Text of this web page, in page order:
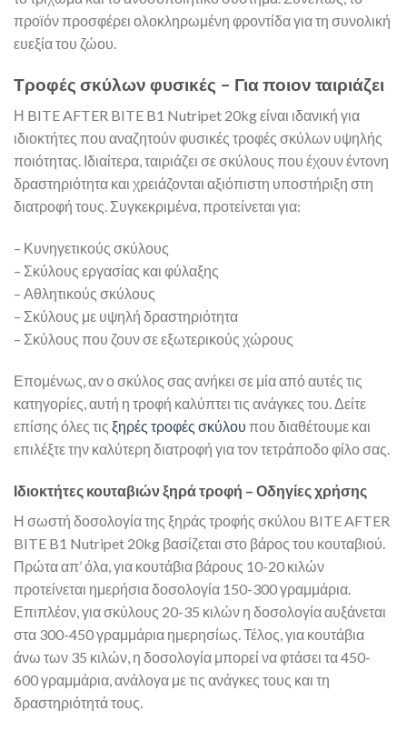
προϊόν προσφέρει ολοκληρωμένη φροντίδα για τη συνολική
ευεξία του ζώου.
Τροφές σκύλων φυσικές – Για ποιον ταιριάζει
Η BITE AFTER BITE B1 Nutripet 20kg είναι ιδανική για
ιδιοκτήτες που αναζητούν φυσικές τροφές σκύλων υψηλής
ποιότητας. Ιδιαίτερα, ταιριάζει σε σκύλους που έχουν έντονη
δραστηριότητα και χρειάζονται αξιόπιστη υποστήριξη στη
διατροφή τους. Συγκεκριμένα, προτείνεται για:
– Κυνηγετικούς σκύλους
– Σκύλους εργασίας και φύλαξης
– Αθλητικούς σκύλους
– Σκύλους με υψηλή δραστηριότητα
– Σκύλους που ζουν σε εξωτερικούς χώρους
Επομένως, αν ο σκύλος σας ανήκει σε μία από αυτές τις
κατηγορίες, αυτή η τροφή καλύπτει τις ανάγκες του. Δείτε
επίσης όλες τις ξηρές τροφές σκύλου που διαθέτουμε και
επιλέξτε την καλύτερη διατροφή για τον τετράποδο φίλο σας.
Ιδιοκτήτες κουταβιών ξηρά τροφή – Οδηγίες χρήσης
Η σωστή δοσολογία της ξηράς τροφής σκύλου BITE AFTER
BITE B1 Nutripet 20kg βασίζεται στο βάρος του κουταβιού.
Πρώτα απ’ όλα, για κουτάβια βάρους 10-20 κιλών
προτείνεται ημερήσια δοσολογία 150-300 γραμμάρια.
Επιπλέον, για σκύλους 20-35 κιλών η δοσολογία αυξάνεται
στα 300-450 γραμμάρια ημερησίως. Τέλος, για κουτάβια
άνω των 35 κιλών, η δοσολογία μπορεί να φτάσει τα 450-
600 γραμμάρια, ανάλογα με τις ανάγκες τους και τη
δραστηριότητά τους.